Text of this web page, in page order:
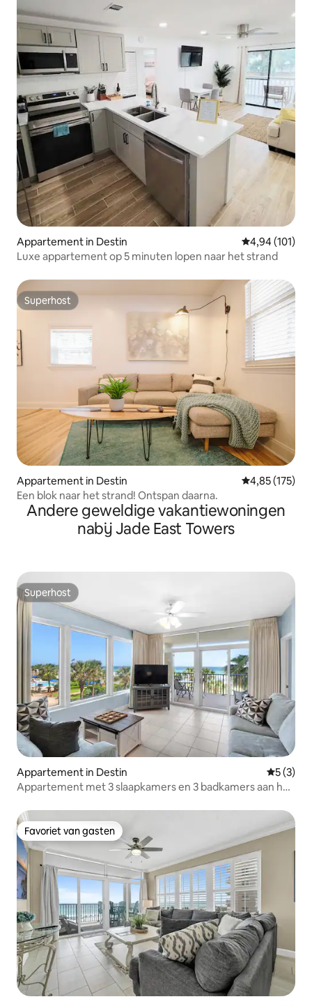
Appartement in Destin Gemiddelde
4,94 (101)
Luxe appartement op 5 minuten lopen naar het strand
Superhost
Superhost
Appartement in Destin Gemiddelde
4,85 (175)
Een blok naar het strand! Ontspan daarna.
Andere geweldige vakantiewoningen
nabij Jade East Towers
Superhost
Superhost
Appartement in Destin
5 (3)
Appartement met 3 slaapkamers en 3 badkamers aan het
Favoriet van gasten
Favoriet van gasten